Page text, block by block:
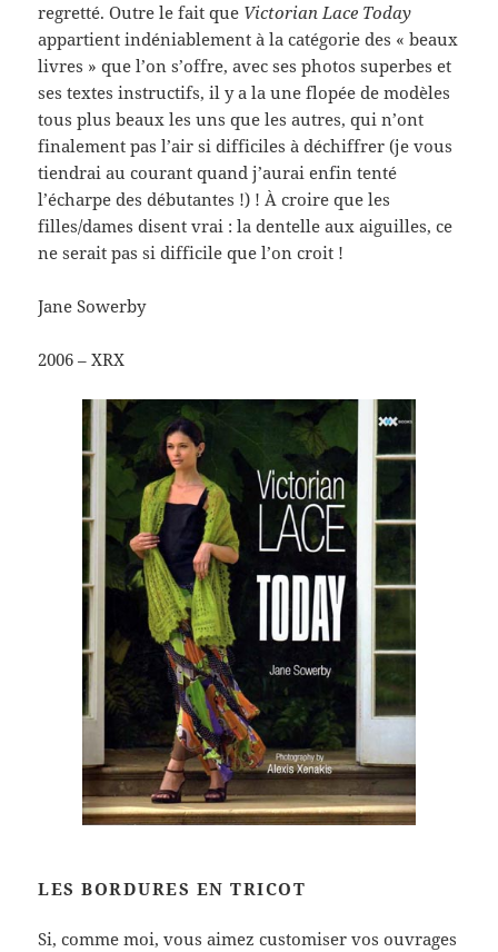
regretté. Outre le fait que Victorian Lace Today
appartient indéniablement à la catégorie des « beaux
livres » que l’on s’offre, avec ses photos superbes et
ses textes instructifs, il y a la une flopée de modèles
tous plus beaux les uns que les autres, qui n’ont
finalement pas l’air si difficiles à déchiffrer (je vous
tiendrai au courant quand j’aurai enfin tenté
l’écharpe des débutantes !) ! À croire que les
filles/dames disent vrai : la dentelle aux aiguilles, ce
ne serait pas si difficile que l’on croit !
Jane Sowerby
2006 – XRX
LES BORDURES EN TRICOT
Si, comme moi, vous aimez customiser vos ouvrages